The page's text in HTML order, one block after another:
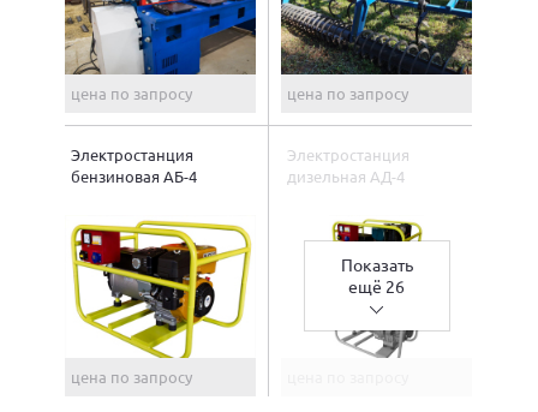
цена по запросу цена по запросу
Электростанция
бензиновая АБ-4
цена по запросу
Электростанция
дизельная АД-4
Показать
ещё 26